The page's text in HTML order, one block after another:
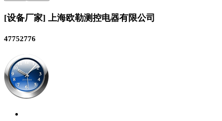
[设备厂家] 上海欧勒测控电器有限公司
47752776